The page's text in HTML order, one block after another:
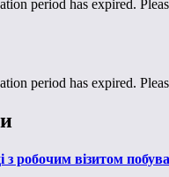
period has expired.
period has expired.
з робочим візитом